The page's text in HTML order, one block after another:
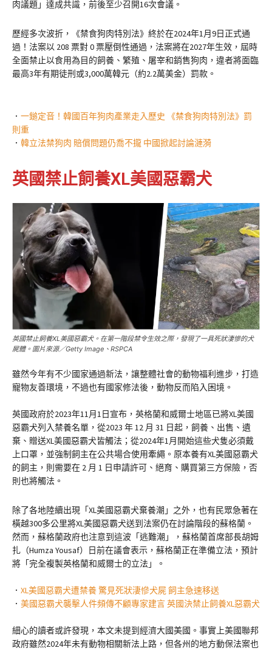
肉議題」達成共識，前後至少召開16次會議。
歷經多次波折，《禁食狗肉特別法》終於在2024年1月9日正式通
過！法案以 208 票對 0 票壓倒性通過，法案將在2027年生效，屆時
全面禁止以食用為目的飼養、繁殖、屠宰和銷售狗肉，違者將面臨
最高3年有期徒刑或3,000萬韓元（約2.2萬美金）罰款。
． 一鎚定音！韓國百年狗肉產業走入歷史 《禁食狗肉特別法》罰
則重
． 韓立法禁狗肉 賠償問題仍喬不攏 中國掀起討論漣漪
英國禁止飼養XL美國惡霸犬
英國禁止飼養XL美國惡霸犬。在第一階段禁令生效之際，發現了一具死狀淒慘的犬
屍體。圖片來源／Getty Image、RSPCA
雖然今年有不少國家通過新法，讓整體社會的動物福利進步，打造
寵物友善環境，不過也有國家修法後，動物反而陷入困境。
英國政府於2023年11月1日宣布，英格蘭和威爾士地區已將XL美國
惡霸犬列入禁養名單，從2023 年 12 月 31 日起，飼養、出售、遺
棄、贈送XL美國惡霸犬皆觸法；從2024年1月開始這些犬隻必須戴
上口罩，並強制飼主在公共場合使用牽繩。原本養有XL美國惡霸犬
的飼主，則需要在 2 月 1 日申請許可、絕育、購買第三方保險，否
則也將觸法。
除了各地陸續出現「XL美國惡霸犬棄養潮」之外，也有民眾急著在
橫越300多公里將XL美國惡霸犬送到法案仍在討論階段的蘇格蘭。
然而，蘇格蘭政府也注意到這波「逃難潮」，蘇格蘭首席部長胡姆
扎（Humza Yousaf）日前在議會表示，蘇格蘭正在準備立法，預計
將「完全複製英格蘭和威爾士的立法」。
． XL美國惡霸犬遭禁養 驚見死狀淒慘犬屍 飼主急速移送
． 美國惡霸犬襲擊人件頻傳不顧專家建言 英國決禁止飼養XL惡霸犬
細心的讀者或許發現，本文未提到經濟大國美國。事實上美國聯邦
政府雖然2024年未有動物相關新法上路，但各州的地方動保法案也